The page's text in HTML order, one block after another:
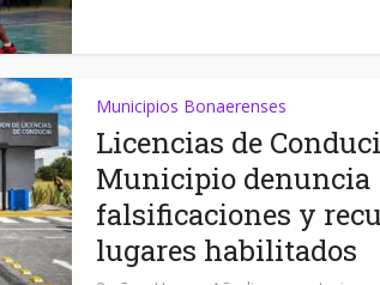
Municipios Bonaerenses
Licencias de
Municipio denuncia
falsificaciones y
lugares habilitados